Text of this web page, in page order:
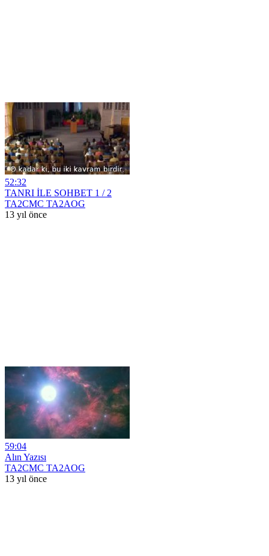
52:32
TANRI İLE SOHBET 1 / 2
TA2CMC TA2AOG
13 yıl önce
59:04
Alın Yazısı
TA2CMC TA2AOG
13 yıl önce